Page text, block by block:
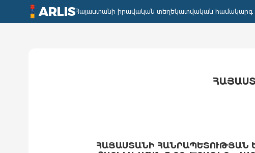
ARLISՀայաստանի իրավական տեղեկատվական համակարգ
ՀԱՅԱՍՏԱՆԻ ՀԱՆՐԱՊԵՏՈՒԹՅԱՆ